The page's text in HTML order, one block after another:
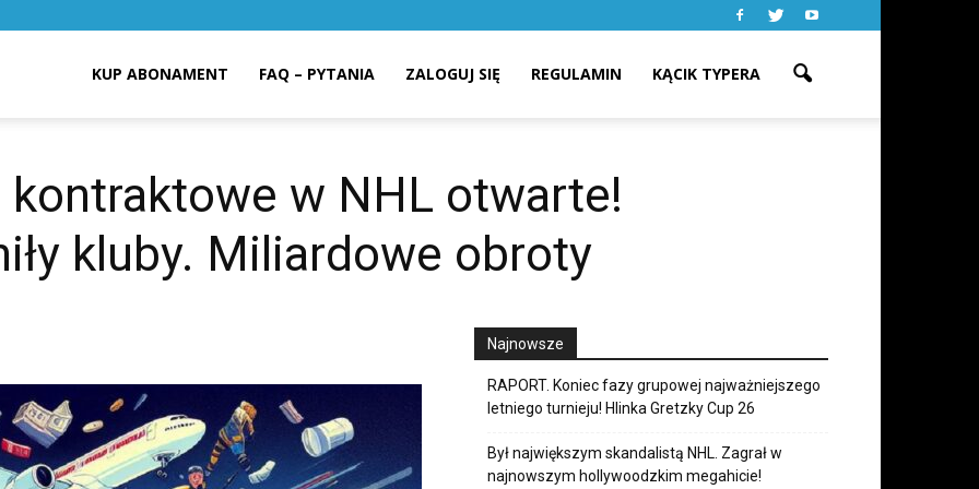
KUP ABONAMENT FAQ – PYTANIA ZALOGUJ SIĘ REGULAMIN KĄCIK TYPERA
kontraktowe w NHL otwarte!
kluby. Miliardowe obroty
Najnowsze
RAPORT. Koniec fazy grupowej najważniejszego
letniego turnieju! Hlinka Gretzky Cup 26
Był największym skandalistą NHL. Zagrał w
najnowszym hollywoodzkim megahicie!